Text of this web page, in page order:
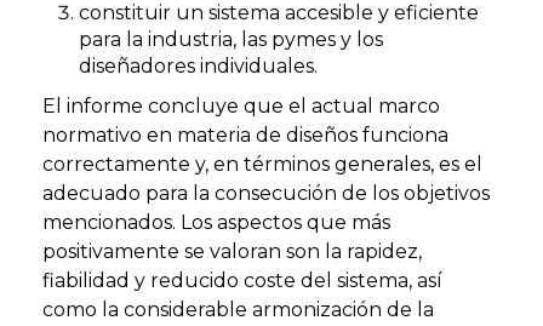
constituir un sistema accesible y eficiente
para la industria, las pymes y los
diseñadores individuales.
El informe concluye que el actual marco
normativo en materia de diseños funciona
correctamente y, en términos generales, es el
adecuado para la consecución de los objetivos
mencionados. Los aspectos que más
positivamente se valoran son la rapidez,
fiabilidad y reducido coste del sistema, así
como la considerable armonización de la